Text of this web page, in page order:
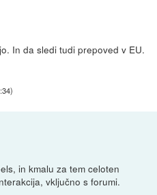
In da sledi tudi prepoved v EU.
)
in kmalu za tem celoten
vključno s forumi.